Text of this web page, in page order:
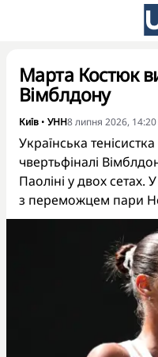
Марта Костюк
Вімблдону
Київ • УНН8 липня 2026, 14:20
Українська
чвертьфіналі
Паоліні у двох сетах.
з переможцем пари